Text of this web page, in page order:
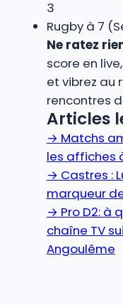
3
Rugby à 7
Ne ratez
score en
et vibrez au
rencontres
Articles
→ Matchs
les affiches
→ Castres :
marqueur
→ Pro D2: à
chaîne TV
Angoulême